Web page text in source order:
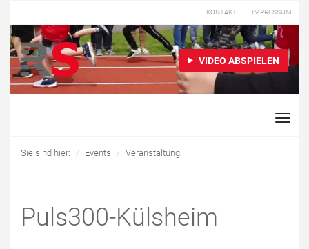
KONTAKT IMPRESSUM
VIDEO ABSPIELEN
Toggle
Sie sind hier: Events Veranstaltung
Puls300-Külsheim